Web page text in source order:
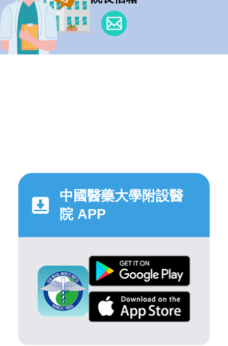
中國醫藥大學附設醫
院 APP